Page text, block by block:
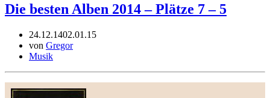
Die besten Alben 2014 – Plätze 7 – 5
24.12.1402.01.15
von Gregor
Musik